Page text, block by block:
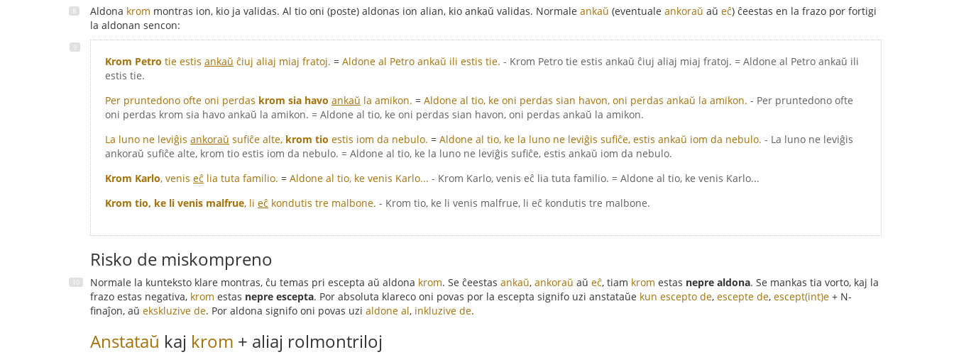
Aldona krom montras ion, kio ja validas. Al tio oni (poste) aldonas ion alian, kio ankaŭ validas. Normale ankaŭ (eventuale ankoraŭ aŭ eĉ) ĉeestas en la frazo por fortigi
la aldonan sencon:
Krom Petro tie estis ankaŭ ĉiuj aliaj miaj fratoj. = Aldone al Petro ankaŭ ili estis tie. - Krom Petro tie estis ankaŭ ĉiuj aliaj miaj fratoj. = Aldone al Petro ankaŭ ili
estis tie.
Per pruntedono ofte oni perdas krom sia havo ankaŭ la amikon. = Aldone al tio, ke oni perdas sian havon, oni perdas ankaŭ la amikon. - Per pruntedono ofte
oni perdas krom sia havo ankaŭ la amikon. = Aldone al tio, ke oni perdas sian havon, oni perdas ankaŭ la amikon.
La luno ne leviĝis ankoraŭ sufiĉe alte, krom tio estis iom da nebulo. = Aldone al tio, ke la luno ne leviĝis sufiĉe, estis ankaŭ iom da nebulo. - La luno ne leviĝis
ankoraŭ sufiĉe alte, krom tio estis iom da nebulo. = Aldone al tio, ke la luno ne leviĝis sufiĉe, estis ankaŭ iom da nebulo.
Krom Karlo, venis eĉ lia tuta familio. = Aldone al tio, ke venis Karlo... - Krom Karlo, venis eĉ lia tuta familio. = Aldone al tio, ke venis Karlo...
Krom tio, ke li venis malfrue, li eĉ kondutis tre malbone. - Krom tio, ke li venis malfrue, li eĉ kondutis tre malbone.
Risko de miskompreno
Normale la kunteksto klare montras, ĉu temas pri escepta aŭ aldona krom. Se ĉeestas ankaŭ, ankoraŭ aŭ eĉ, tiam krom estas nepre aldona. Se mankas tia vorto, kaj la
frazo estas negativa, krom estas nepre escepta. Por absoluta klareco oni povas por la escepta signifo uzi anstataŭe kun escepto de, escepte de, escept(int)e + N-
finaĵon, aŭ ekskluzive de. Por aldona signifo oni povas uzi aldone al, inkluzive de.
Anstataŭ kaj krom + aliaj rolmontriloj